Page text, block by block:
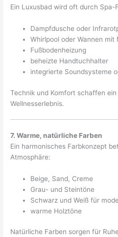
Ein Luxusbad wird oft durch Spa-
Dampfdusche oder
Whirlpool oder Wannen mit
Fußbodenheizung
beheizte Handtuchhalter
integrierte Soundsysteme
Technik und Komfort schaffen
Wellnesserlebnis.
7. Warme, natürliche Farben
Ein harmonisches Farbkonzept
Atmosphäre:
Beige, Sand, Creme
Grau- und Steintöne
Schwarz und Weiß für
warme Holztöne
Natürliche Farben sorgen für